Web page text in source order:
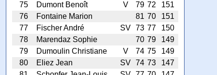
75
Dumont Benoît V 79 72
151
76
Fontaine Marion 81 70
151
77
Fischer André SV 73 77
150
78
Marendaz Sophie 70 79
149
79
Dumoulin Christiane V 74 75
149
80
Eliez Jean SV 74 73
147